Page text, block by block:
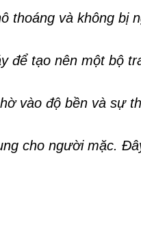
thoáng và không bị
để tạo nên một bộ
vào độ bền và sự
cho người mặc.